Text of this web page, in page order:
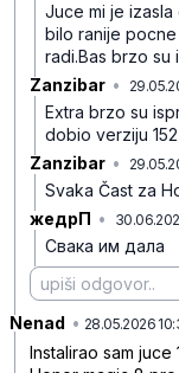
Juce mi je
bilo ranije
radi.Bas brzo su
Zanzibar •
Extra brzo su
dobio verziju
Zanzibar •
Svaka Čast za
жедрП •
Свака им дала
Nenad • 28.05.2026
Instalirao sam